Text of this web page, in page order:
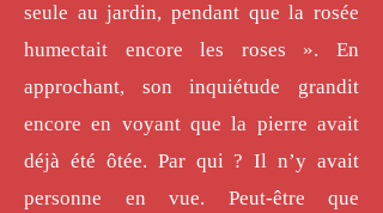
seule au jardin, pendant que la rosée
humectait encore les roses ». En
approchant, son inquiétude grandit
encore en voyant que la pierre avait
déjà été ôtée. Par qui ? Il n’y avait
personne en vue. Peut-être que